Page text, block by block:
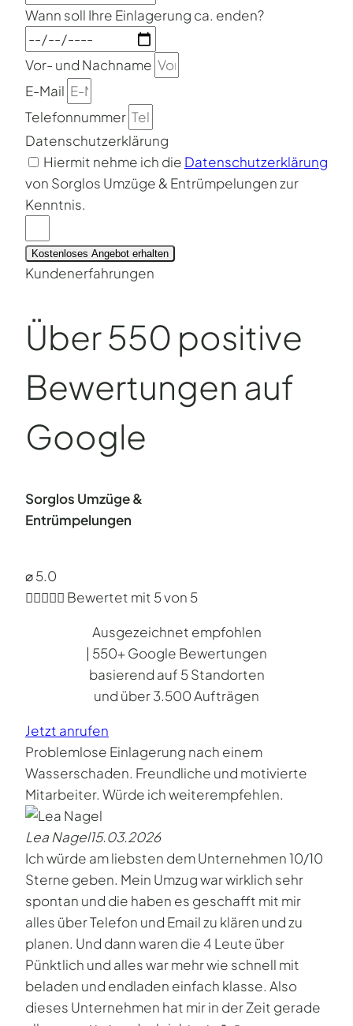
Wann soll Ihre Einlagerung ca. enden?
Vor- und Nachname
E-Mail
Telefonnummer
Datenschutzerklärung
Hiermit nehme ich die Datenschutzerklärung
von Sorglos Umzüge & Entrümpelungen zur
Kenntnis.
Kostenloses Angebot erhalten
Kundenerfahrungen
Über 550 positive
Bewertungen auf
Google
Sorglos Umzüge &
Entrümpelungen
⌀ 5.0
 Bewertet mit 5 von 5
Ausgezeichnet empfohlen
| 550+ Google Bewertungen
basierend auf 5 Standorten
und über 3.500 Aufträgen
Jetzt anrufen
Problemlose Einlagerung nach einem
Wasserschaden. Freundliche und motivierte
Mitarbeiter. Würde ich weiterempfehlen.
Lea Nagel15.03.2026
Ich würde am liebsten dem Unternehmen 10/10
Sterne geben. Mein Umzug war wirklich sehr
spontan und die haben es geschafft mit mir
alles über Telefon und Email zu klären und zu
planen. Und dann waren die 4 Leute über
Pünktlich und alles war mehr wie schnell mit
beladen und endladen einfach klasse. Also
dieses Unternehmen hat mir in der Zeit gerade